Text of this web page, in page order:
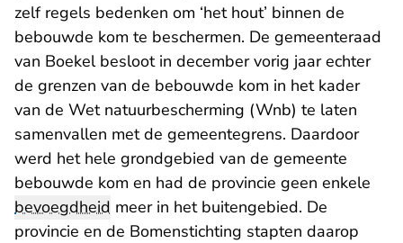
zelf regels bedenken om ‘het hout’ binnen de
bebouwde kom te beschermen. De gemeenteraad
van Boekel besloot in december vorig jaar echter
de grenzen van de bebouwde kom in het kader
van de Wet natuurbescherming (Wnb) te laten
samenvallen met de gemeentegrens. Daardoor
werd het hele grondgebied van de gemeente
bebouwde kom en had de provincie geen enkele
bevoegdheid meer in het buitengebied. De
provincie en de Bomenstichting stapten daarop